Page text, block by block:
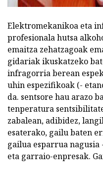
Elektromekanikoa eta
profesionala hutsa
emaitza zehatzagoak
gidariak ikuskatzeko
infragorria berean
uhin espezifikoak (-
da. sentsore hau arazo
tenperatura
zabalean, adibidez,
esaterako, gailu baten
gailua esparrua
eta garraio-enpresak.